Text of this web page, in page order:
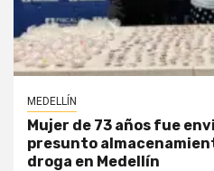
MEDELLÍN
Mujer de 73 años fue
presunto
droga en Medellín